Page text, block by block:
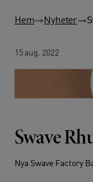
Hem Nyheter
15 aug. 2022
Swave
Nya Swave Factory